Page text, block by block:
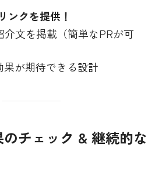
ンクを提供！
文を掲載（簡単なPRが可
果が期待できる設計
のチェック & 継続的な